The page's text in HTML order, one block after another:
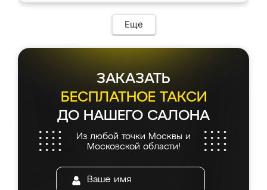
Еще
ЗАКАЗАТЬ
БЕСПЛАТНОЕ ТАКСИ
ДО НАШЕГО САЛОНА
Из любой точки Москвы и
Московской области!